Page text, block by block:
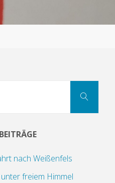
Suchen
nach Weißenfels
freiem Himmel